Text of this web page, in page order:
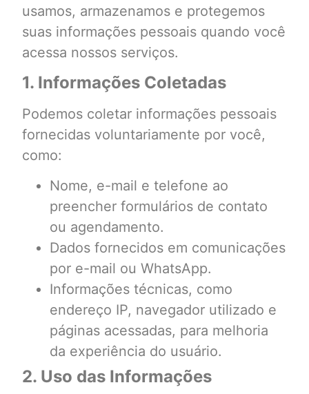
usamos, armazenamos e protegemos
suas informações pessoais quando você
acessa nossos serviços.
1. Informações Coletadas
Podemos coletar informações pessoais
fornecidas voluntariamente por você,
como:
Nome, e-mail e telefone ao
preencher formulários de contato
ou agendamento.
Dados fornecidos em comunicações
por e-mail ou WhatsApp.
Informações técnicas, como
endereço IP, navegador utilizado e
páginas acessadas, para melhoria
da experiência do usuário.
2. Uso das Informações